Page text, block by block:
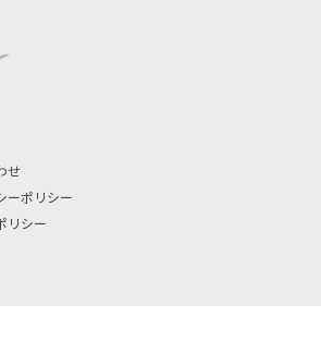
せ
ーポリシー
リシー